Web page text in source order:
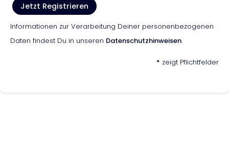
Jetzt Registrieren
Informationen zur Verarbeitung Deiner personenbezogenen
Daten findest Du in unseren Datenschutzhinweisen.
* zeigt Pflichtfelder